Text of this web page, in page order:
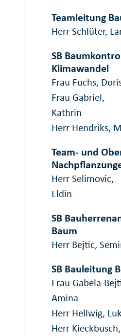
Teamleitung
Herr Schlüter,
SB
Klimawandel
Frau Fuchs,
Frau Gabriel,
Kathrin
Herr Hendriks,
Team- und
Herr Selimovic,
Eldin
SB
Baum
Herr Bejtic,
SB Bauleitung
Frau Gabela-
Amina
Herr Hellwig,
Herr Kieckbusch,